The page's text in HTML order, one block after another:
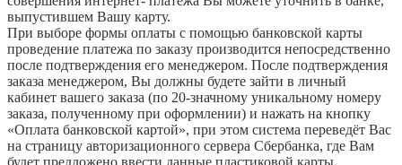
выпустившем Вашу карту.
При выборе формы оплаты с помощью банковской карты
проведение платежа по заказу производится непосредственно
после подтверждения его менеджером. После подтверждения
заказа менеджером, Вы должны будете зайти в личный
кабинет вашего заказа (по 20-значному уникальному номеру
заказа, полученному при оформлении) и нажать на кнопку
«Оплата банковской картой», при этом система переведёт Вас
на страницу авторизационного сервера Сбербанка, где Вам
будет предложено ввести данные пластиковой карты,